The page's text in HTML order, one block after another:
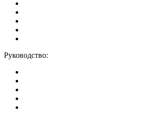
Руководство: